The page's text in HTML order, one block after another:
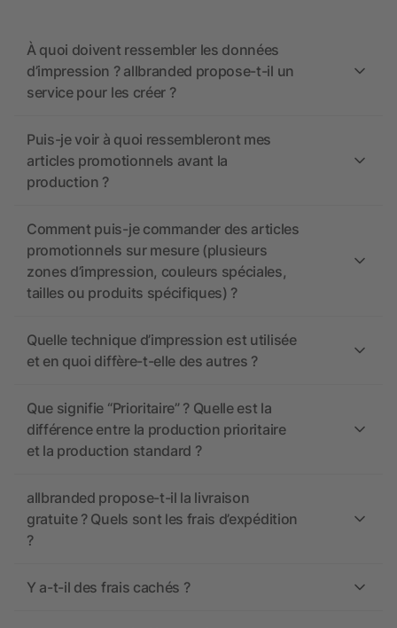
À quoi doivent ressembler les données
d’impression ? allbranded propose-t-il un
service pour les créer ?
Puis-je voir à quoi ressembleront mes
articles promotionnels avant la
production ?
Comment puis-je commander des articles
promotionnels sur mesure (plusieurs
zones d’impression, couleurs spéciales,
tailles ou produits spécifiques) ?
Quelle technique d’impression est utilisée
et en quoi diffère-t-elle des autres ?
Que signifie “Prioritaire” ? Quelle est la
différence entre la production prioritaire
et la production standard ?
allbranded propose-t-il la livraison
gratuite ? Quels sont les frais d’expédition
?
Y a-t-il des frais cachés ?